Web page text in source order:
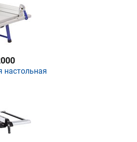
настольная